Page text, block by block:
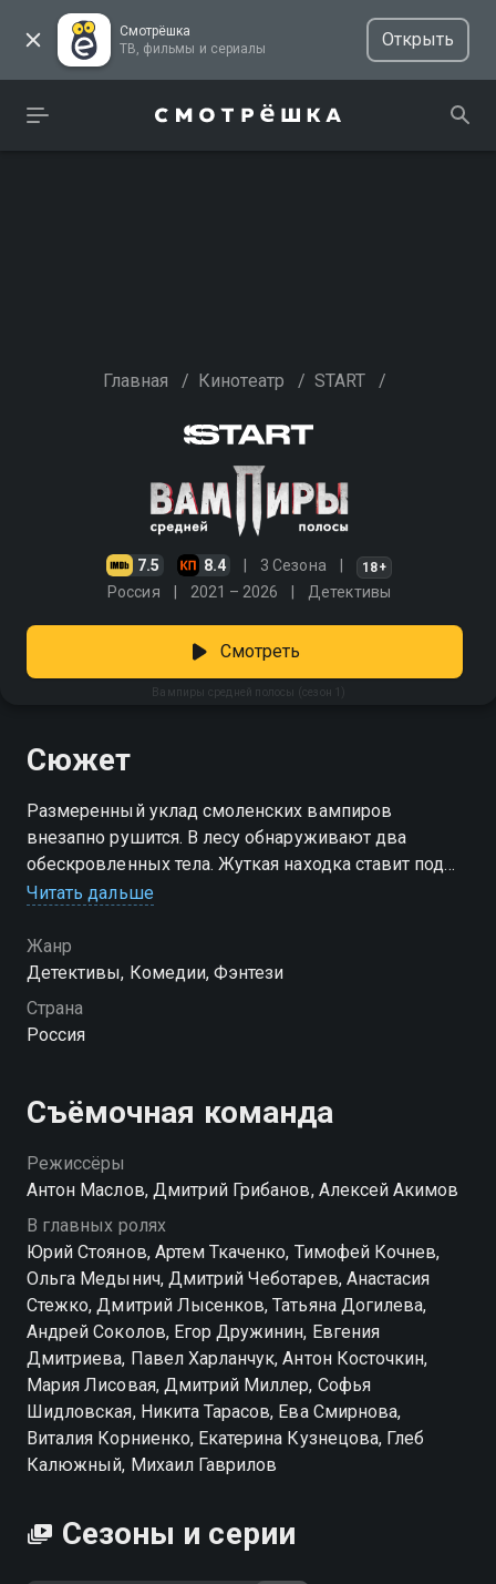
Смотрёшка
ТВ, фильмы и сериалы
Открыть
Главная / Кинотеатр / START /
7.5 8.4 3 Сезона 18+
Россия 2021 – 2026 Детективы
Вампиры средней полосы (сезон 1)
Смотреть
Сюжет
Размеренный уклад смоленских вампиров
внезапно рушится. В лесу обнаруживают два
обескровленных тела. Жуткая находка ставит под
удар многовековое сосуществование нечисти и
Маслова гармонично сочетает элементы мрачного
детектива. Центральные образы виртуозно
воплотили Юрий Стоянов, Артём Ткаченко,
Екатерина Кузнецова, Глеб Калюжный. Столичный
истинного душегуба. Иначе бессмертную семью
ждет неминуемое разоблачение, либо жестокая
кара от суровых «хранителей». Смотри первый
сезон Вампиров средней полосы в хорошем
Посмотреть онлайн 1 сезон сериала Вампиры
средней полосы вы можете совершенно бесплатно
в хорошем HD качестве на Смотрёшке
Читать дальше
Жанр
Детективы, Комедии, Фэнтези
Страна
Россия
Съёмочная команда
Режиссёры
Антон Маслов, Дмитрий Грибанов, Алексей Акимов
В главных ролях
Юрий Стоянов, Артем Ткаченко, Тимофей Кочнев,
Ольга Медынич, Дмитрий Чеботарев, Анастасия
Стежко, Дмитрий Лысенков, Татьяна Догилева,
Андрей Соколов, Егор Дружинин, Евгения
Дмитриева, Павел Харланчук, Антон Косточкин,
Мария Лисовая, Дмитрий Миллер, Софья
Шидловская, Никита Тарасов, Ева Смирнова,
Виталия Корниенко, Екатерина Кузнецова, Глеб
Калюжный, Михаил Гаврилов
Сезоны и серии